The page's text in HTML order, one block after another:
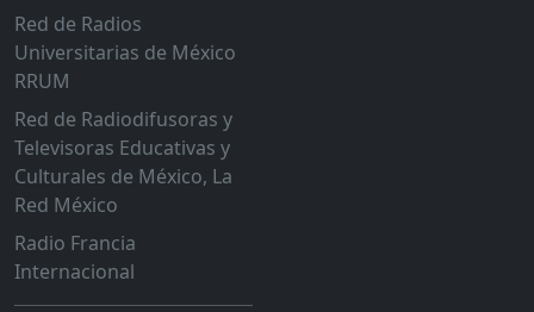
Red de Radios
Universitarias de México
RRUM
Red de Radiodifusoras y
Televisoras Educativas y
Culturales de México, La
Red México
Radio Francia
Internacional